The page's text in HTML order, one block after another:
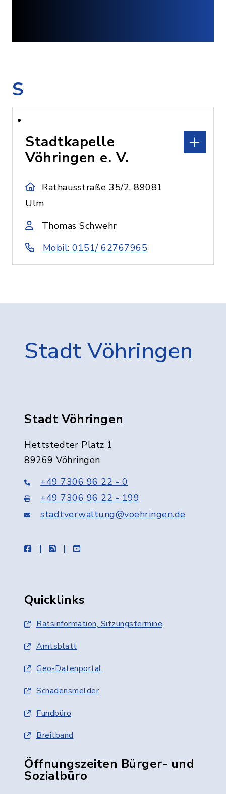
S
Stadtkapelle
Vöhringen e. V.
Rathausstraße 35/2, 89081
Ulm
Thomas Schwehr
Mobil: 0151/ 62767965
Stadt Vöhringen
Stadt Vöhringen
Hettstedter Platz 1
89269 Vöhringen
+49 7306 96 22 - 0
+49 7306 96 22 - 199
stadtverwaltung@voehringen.de
facebookinstagramyoutube
Quicklinks
Ratsinformation, Sitzungstermine
Amtsblatt
Geo-Datenportal
Schadensmelder
Fundbüro
Breitband
Öffnungszeiten Bürger- und
Sozialbüro